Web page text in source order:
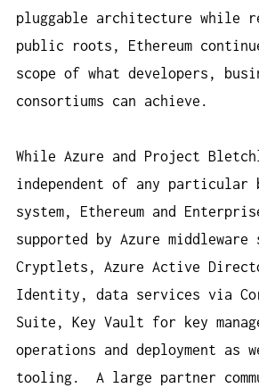
pluggable architecture while
public roots, Ethereum
scope of what developers,
consortiums can achieve.
While Azure and Project
independent of any particular
system, Ethereum and
supported by Azure
Cryptlets, Azure Active
Identity, data services via
Suite, Key Vault for key
operations and deployment as
tooling. A large partner